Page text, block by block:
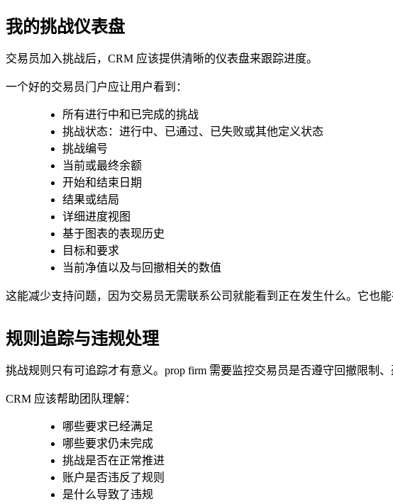
我的挑战仪表盘
交易员加入挑战后，CRM 应该提供清晰的仪表盘来跟踪进度。
一个好的交易员门户应让用户看到：
所有进行中和已完成的挑战
挑战状态：进行中、已通过、已失败或其他定义状态
挑战编号
当前或最终余额
开始和结束日期
结果或结局
详细进度视图
基于图表的表现历史
目标和要求
当前净值以及与回撤相关的数值
这能减少支持问题，因为交易员无需联系公司就能看到正在发生什么。它也
规则追踪与违规处理
挑战规则只有可追踪才有意义。prop firm 需要监控交易员是否遵守回撤限制
CRM 应该帮助团队理解：
哪些要求已经满足
哪些要求仍未完成
挑战是否在正常推进
账户是否违反了规则
是什么导致了违规